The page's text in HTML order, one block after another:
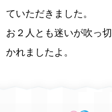
ていただきました。
お２人とも迷いが吹っ
かれましたよ。